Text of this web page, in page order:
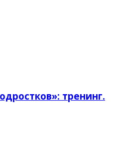
тренинг.